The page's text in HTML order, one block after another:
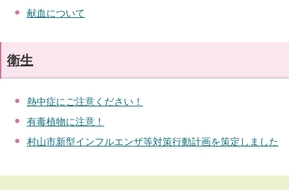
献血について
衛生
熱中症にご注意ください！
有毒植物に注意！
村山市新型インフルエンザ等対策行動計画を策定しました